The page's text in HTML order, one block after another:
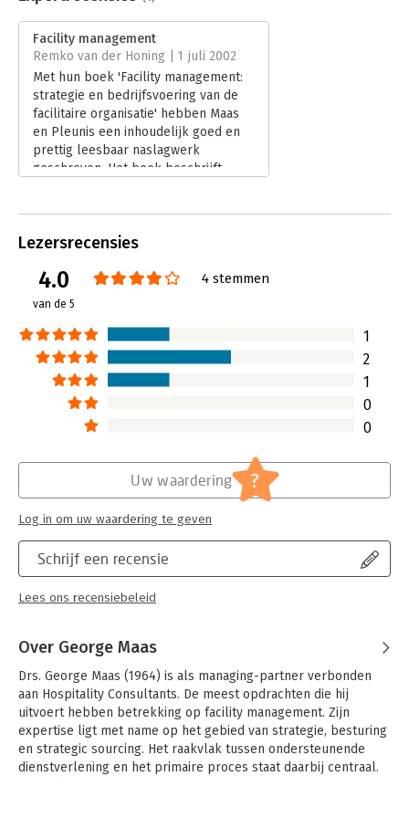
Verschijningsdatum:
Hoofdrubriek: Organisatiekunde
Facility management
Remko van der Honing | 1 juli 2002
Met hun boek 'Facility management:
strategie en bedrijfsvoering van de
facilitaire organisatie' hebben Maas
en Pleunis een inhoudelijk goed en
prettig leesbaar naslagwerk
geschreven. Het boek beschrijft
Lees verder
Lezersrecensies
4.0
van de 5
4 stemmen
1
2
1
0
0
Schrijf een recensie
Lees ons recensiebeleid
Uw waardering ?
Log in om uw waardering te geven
Over George Maas
Drs. George Maas (1964) is als managing-partner verbonden
aan Hospitality Consultants. De meest opdrachten die hij
uitvoert hebben betrekking op facility management. Zijn
expertise ligt met name op het gebied van strategie, besturing
en strategic sourcing. Het raakvlak tussen ondersteunende
dienstverlening en het primaire proces staat daarbij centraal.